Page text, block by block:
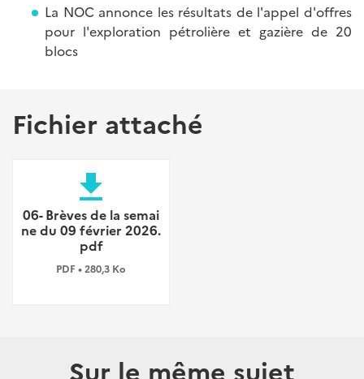
La NOC annonce les résultats de l'appel d'offres
pour l'exploration pétrolière et gazière de 20
blocs
Fichier attaché
file_download
06- Brèves de la semai
ne du 09 février 2026.
pdf
PDF • 280,3 Ko
Sur le même sujet